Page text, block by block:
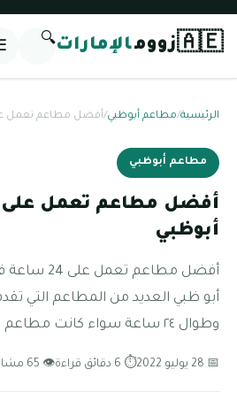
🇦🇪زوومالإمارات🔍
الرئيسية/مطاعم أبوظبي/أفضل مطاعم تعمل على 24 ساعة في
مطاعم أبوظبي
أبوظبي
أفضل مطاعم
أبو ظبي العديد من المطاعم التي
وطوال ٢٤ ساعة سواء كانت مطاعم بحرية أو غيرها.
📅 28 يوليو 2022 ⏱ 6 دقائق قراءة 👁 65 مشاهدة